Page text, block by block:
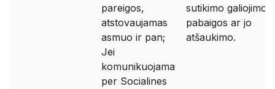
pareigos,
atstovaujamas
asmuo ir pan;
Jei
komunikuojama
per Socialines
sutikimo galiojimo
pabaigos ar jo
atšaukimo.